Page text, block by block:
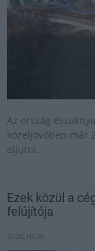
Az ország
közeljövőben már
eljutni.
Ezek közül a
felújítója
2020.10.06